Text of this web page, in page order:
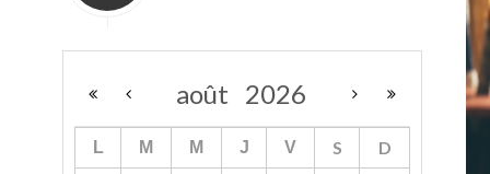
août 2026
L M M J V S
D